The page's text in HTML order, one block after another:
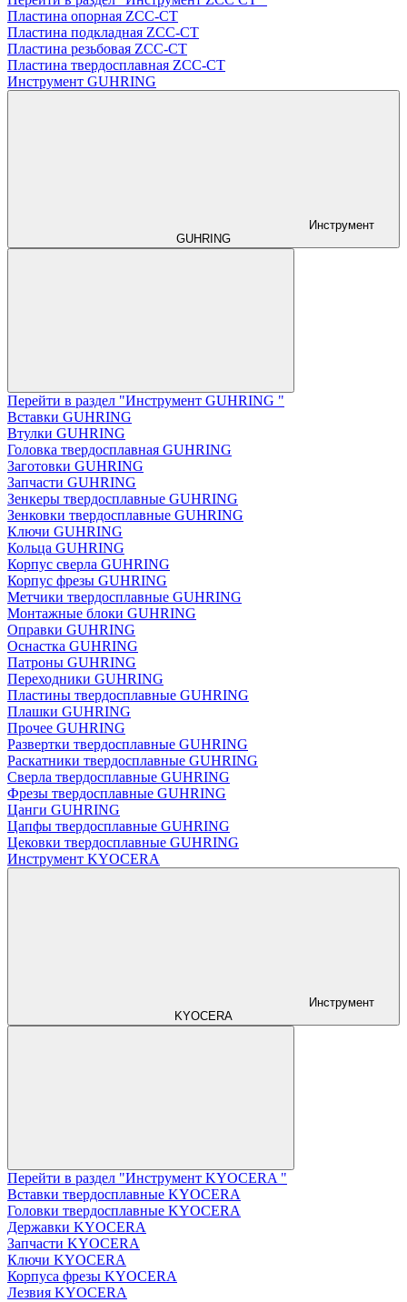
Пластина опорная ZCC-CT
Пластина подкладная ZCC-CT
Пластина резьбовая ZCC-CT
Пластина твердосплавная ZCC-CT
Инструмент GUHRING
Инструмент
GUHRING
Перейти в раздел "Инструмент GUHRING "
Вставки GUHRING
Втулки GUHRING
Головка твердосплавная GUHRING
Заготовки GUHRING
Запчасти GUHRING
Зенкеры твердосплавные GUHRING
Зенковки твердосплавные GUHRING
Ключи GUHRING
Кольца GUHRING
Корпус сверла GUHRING
Корпус фрезы GUHRING
Метчики твердосплавные GUHRING
Монтажные блоки GUHRING
Оправки GUHRING
Оснастка GUHRING
Патроны GUHRING
Переходники GUHRING
Пластины твердосплавные GUHRING
Плашки GUHRING
Прочее GUHRING
Развертки твердосплавные GUHRING
Раскатники твердосплавные GUHRING
Сверла твердосплавные GUHRING
Фрезы твердосплавные GUHRING
Цанги GUHRING
Цапфы твердосплавные GUHRING
Цековки твердосплавные GUHRING
Инструмент KYOCERA
Инструмент
KYOCERA
Перейти в раздел "Инструмент KYOCERA "
Вставки твердосплавные KYOCERA
Головки твердосплавные KYOCERA
Державки KYOCERA
Запчасти KYOCERA
Ключи KYOCERA
Корпуса фрезы KYOCERA
Лезвия KYOCERA